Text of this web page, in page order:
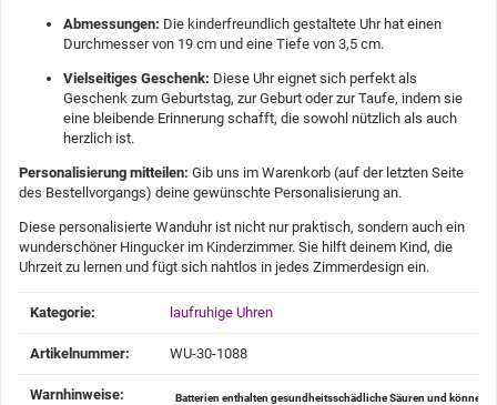
Abmessungen: Die kinderfreundlich gestaltete Uhr hat einen
Durchmesser von 19 cm und eine Tiefe von 3,5 cm.
Vielseitiges Geschenk: Diese Uhr eignet sich perfekt als
Geschenk zum Geburtstag, zur Geburt oder zur Taufe, indem sie
eine bleibende Erinnerung schafft, die sowohl nützlich als auch
herzlich ist.
Personalisierung mitteilen: Gib uns im Warenkorb (auf der letzten Seite
des Bestellvorgangs) deine gewünschte Personalisierung an.
Diese personalisierte Wanduhr ist nicht nur praktisch, sondern auch ein
wunderschöner Hingucker im Kinderzimmer. Sie hilft deinem Kind, die
Uhrzeit zu lernen und fügt sich nahtlos in jedes Zimmerdesign ein.
Produkteigenschaft
Wert
Kategorie: laufruhige Uhren
Artikelnummer: WU-30-1088
Warnhinweise‍: Batterien enthalten gesundheitsschädliche Säuren und können